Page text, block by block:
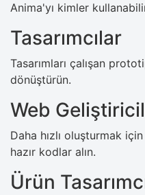
Anima'yı kimler
Tasarımcılar
Tasarımları çalışan
dönüştürün.
Web
Daha hızlı oluşturmak
hazır kodlar alın.
Ürün